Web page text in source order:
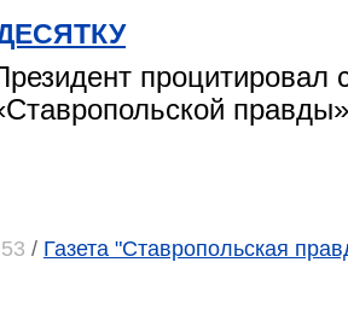
процитировал
правды»
/ Газета "Ставропольская